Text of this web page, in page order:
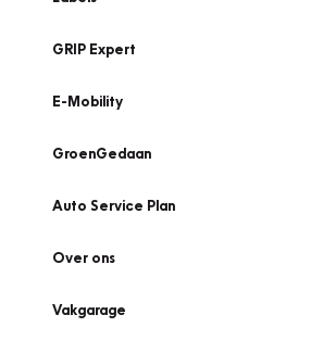
GRIP Expert
E-Mobility
GroenGedaan
Auto Service Plan
Over ons
Vakgarage